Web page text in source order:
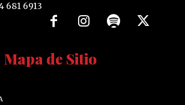
681 6913
Mapa de Sitio